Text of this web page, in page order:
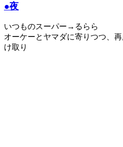
●夜
いつものスーパー→るらら
オーケーとヤマダに寄りつつ、
け取り